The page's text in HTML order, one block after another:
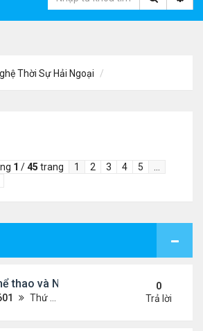
Thời Sự Hải Ngoại
1 /45 trang 1 2 3 4 5
thao và Ngôn ngữ thiết kế: Góc nhìn
Thứ 4 Tháng 7 22, 2026 7:13 pm
0
Trả lời